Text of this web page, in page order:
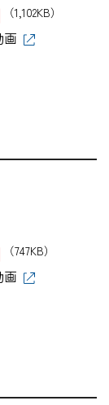
（1,102KB）
（747KB）